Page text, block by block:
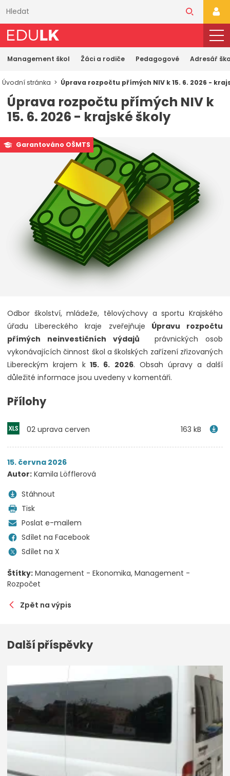
obsahu
Management škol Žáci a rodiče Pedagogové Adresář
Úvodní stránka Úprava rozpočtu přímých NIV k 15. 6. 2026 -
Úprava rozpočtu přímých NIV k
15. 6. 2026 - krajské školy
Garantováno OŠMTS
Odbor školství, mládeže, tělovýchovy a sportu Krajského
úřadu Libereckého kraje zveřejňuje Úpravu rozpočtu
přímých neinvestičních výdajů právnických osob
vykonávajících činnost škol a školských zařízení zřizovaných
Libereckým krajem k 15. 6. 2026. Obsah úpravy a další
důležité informace jsou uvedeny v komentáři.
Přílohy
02 uprava cerven 163 kB
15. června 2026
Autor: Kamila Löfflerová
Stáhnout
Tisk
Poslat e-mailem
Sdílet na Facebook
Sdílet na X
Štítky: Management - Ekonomika Management -
Rozpočet
Zpět na výpis
Další příspěvky